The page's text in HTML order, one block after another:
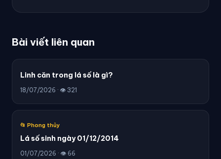
Bài viết liên quan
Linh căn trong lá số là gì?
18/07/2026 · 👁 321
📂 Phong thủy
Lá số sinh ngày 01/12/2014
01/07/2026 · 👁 66